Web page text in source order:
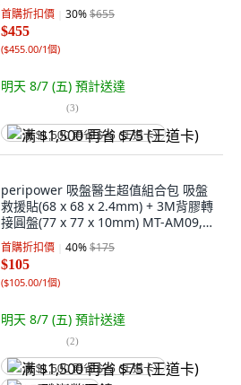
首購折扣價 30%$655
$455
($455.00/1個)
明天 8/7 (五) 預計送達
(3)
满 $1,500 再省 $75 (王道卡)
peripower 吸盤醫生超值組合包 吸盤
救援貼(68 x 68 x 2.4mm) + 3M背膠轉
接圓盤(77 x 77 x 10mm) MT-AM09,
黑色, 1組
首購折扣價 40%$175
$105
($105.00/1個)
明天 8/7 (五) 預計送達
(2)
满 $1,500 再省 $75 (王道卡)